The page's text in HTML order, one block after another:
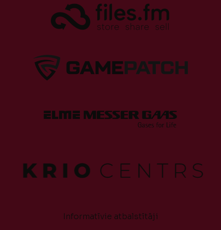
Informatīvie atbalstītāji